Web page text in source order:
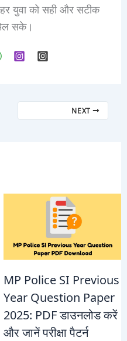
हर युवा को सही और सटीक
सके।
NEXT
MP Police SI Previous
Year Question Paper
2025: PDF डाउनलोड करें
और जानें परीक्षा पैटर्न